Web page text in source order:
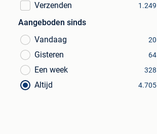
Verzenden 1.249
Aangeboden sinds
Vandaag
20
Gisteren 64
Een week 328
Altijd 4.705